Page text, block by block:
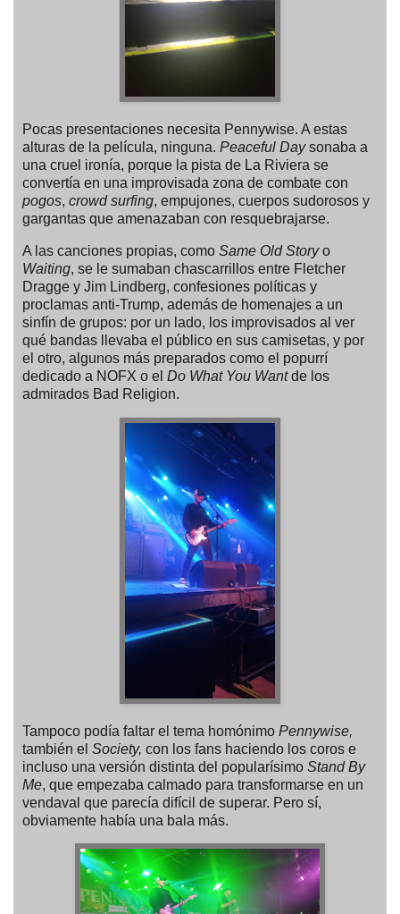
Pocas presentaciones necesita Pennywise. A estas
alturas de la película, ninguna. Peaceful Daysonaba a
una cruel ironía, porque la pista de La Riviera se
convertía en una improvisada zona de combate con
pogos, crowd surfing, empujones, cuerpos sudorosos y
gargantas que amenazaban con resquebrajarse.
A las canciones propias, como Same Old Storyo
Waiting, se le sumaban chascarrillos entre Fletcher
Dragge y Jim Lindberg, confesiones políticas y
proclamas anti-Trump, además de homenajes a un
sinfín de grupos: por un lado, los improvisados al ver
qué bandas llevaba el público en sus camisetas, y por
el otro, algunos más preparados como el popurrí
dedicado a NOFX o el Do What You Wantde los
admirados Bad Religion.
Tampoco podía faltar el tema homónimo Pennywise,
también el Society, con los fans haciendo los coros e
incluso una versión distinta del popularísimo Stand By
Me, que empezaba calmado para transformarse en un
vendaval que parecía difícil de superar. Pero sí,
obviamente había una bala más.